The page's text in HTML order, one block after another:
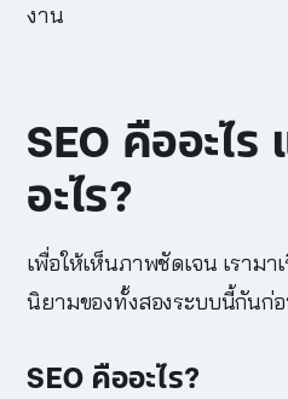
งาน
SEO คืออะไร
อะไร?
เพื่อให้เห็นภาพชัดเจน เรามา
นิยามของทั้งสองระบบนี้กันก่
SEO คืออะไร?